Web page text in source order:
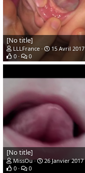
[No title]
LLLFrance
15 Avril 2017
0
0
[No title]
MissOu
26 Janvier 2017
0
0